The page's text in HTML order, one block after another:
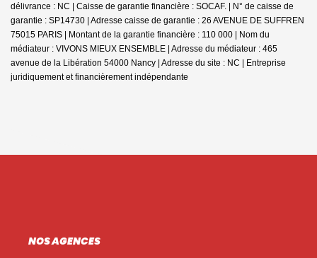
délivrance : NC | Caisse de garantie financière : SOCAF. | N° de caisse de
garantie : SP14730 | Adresse caisse de garantie : 26 AVENUE DE SUFFREN
75015 PARIS | Montant de la garantie financière : 110 000 | Nom du
médiateur : VIVONS MIEUX ENSEMBLE | Adresse du médiateur : 465
avenue de la Libération 54000 Nancy | Adresse du site : NC | Entreprise
juridiquement et financièrement indépendante
NOS AGENCES